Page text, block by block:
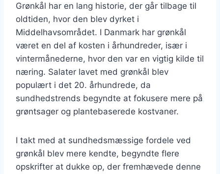
Grønkål har en lang historie, der går tilbage til
oldtiden, hvor den blev dyrket i
Middelhavsområdet. I Danmark har grønkål
været en del af kosten i århundreder, især i
vintermånederne, hvor den var en vigtig kilde til
næring. Salater lavet med grønkål blev
populært i det 20. århundrede, da
sundhedstrends begyndte at fokusere mere på
grøntsager og plantebaserede kostvaner.
I takt med at sundhedsmæssige fordele ved
grønkål blev mere kendte, begyndte flere
opskrifter at dukke op, der fremhævede denne